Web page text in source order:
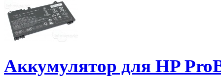
Аккумулятор для HP